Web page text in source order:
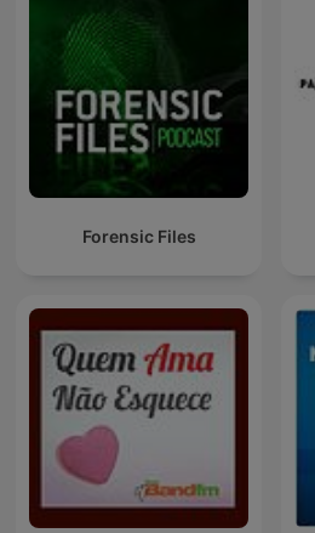
Forensic Files